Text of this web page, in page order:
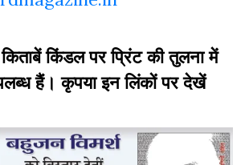
किंडल पर प्रिंट की तुलना में
हैं। कृपया इन लिंकों पर देखें